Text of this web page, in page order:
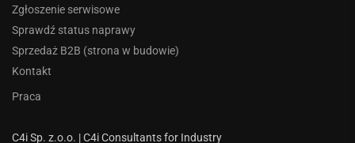
Zgłoszenie serwisowe
Sprawdź status naprawy
Sprzedaż B2B (strona w budowie)
Kontakt
Praca
C4i Sp. z.o.o. | C4i Consultants for Industry